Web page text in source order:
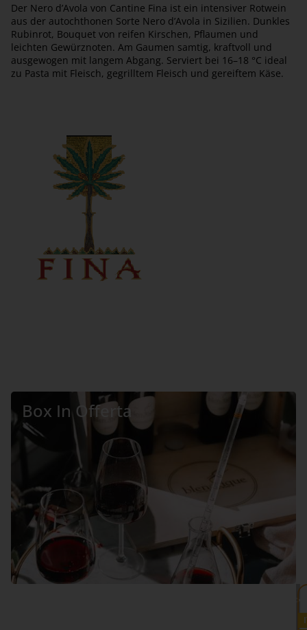
Der Nero d’Avola von Cantine Fina ist ein intensiver Rotwein
aus der autochthonen Sorte Nero d’Avola in Sizilien. Dunkles
Rubinrot, Bouquet von reifen Kirschen, Pflaumen und
leichten Gewürznoten. Am Gaumen samtig, kraftvoll und
ausgewogen mit langem Abgang. Serviert bei 16–18 °C ideal
zu Pasta mit Fleisch, gegrilltem Fleisch und gereiftem Käse.
Box In Offerta